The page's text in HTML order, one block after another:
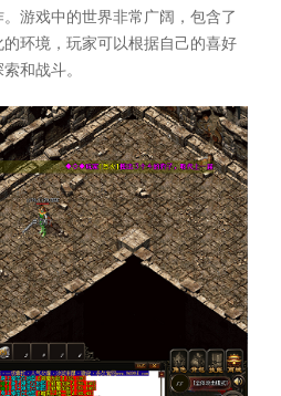
游戏中的世界非常广阔，包含了
环境，玩家可以根据自己的喜好
和战斗。